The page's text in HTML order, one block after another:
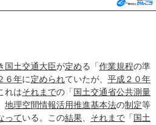
国土交通大臣が定める「作業規程の準
６年に定められていたが、 平成２０年
れはそれまでの「 国土交通省公共測量
地理空間情報活用推進基本法の制定等
っている。この結果 それまで 「 国土